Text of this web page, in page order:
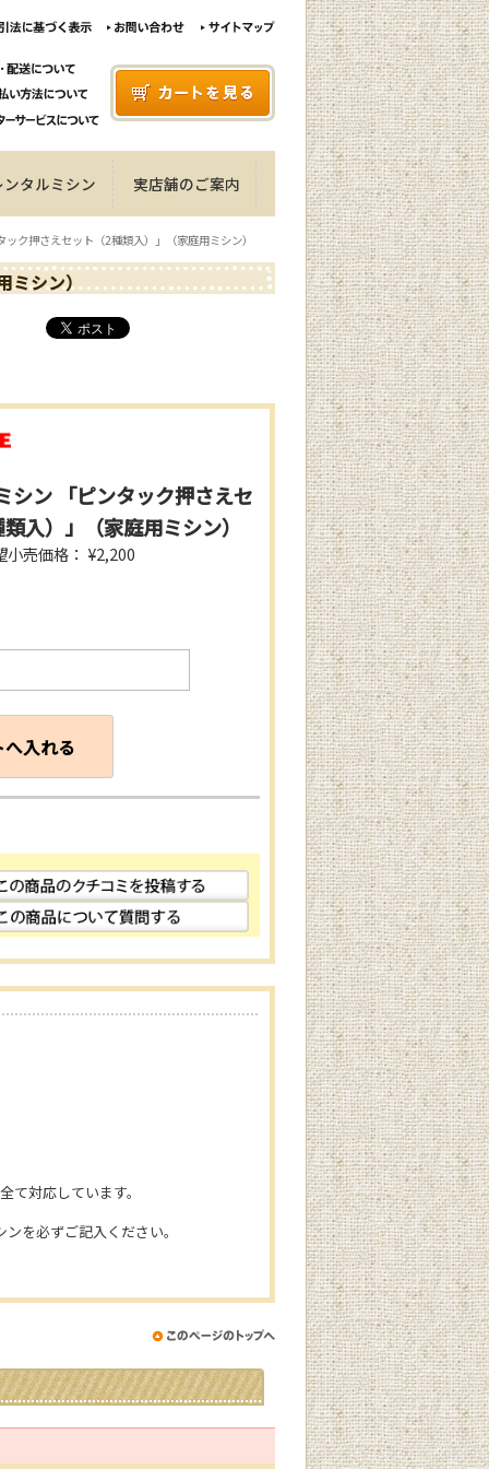
ンタルミシン 実店舗のご案内
ック押さえセット（2種類入）」（家庭用ミシン）
ミシン）
シン 「ピンタック押さえセ
入）」（家庭用ミシン）
小売価格： ¥2,200
対応しています。
を必ずご記入ください。